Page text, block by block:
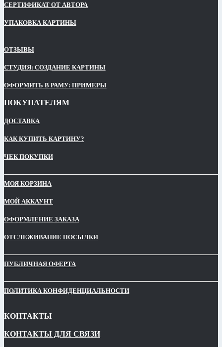
СЕРТИФИКАТ ОТ АВТОРА
УПАКОВКА КАРТИНЫ
ОТЗЫВЫ
СТУДИЯ: СОЗДАНИЕ КАРТИНЫ
ОФОРМИТЬ В РАМУ: ПРИМЕРЫ
ПОКУПАТЕЛЯМ
ДОСТАВКА
КАК КУПИТЬ КАРТИНУ?
ЧЕК ПОКУПКИ
МОЯ КОРЗИНА
МОЙ АККАУНТ
ОФОРМЛЕНИЕ ЗАКАЗА
ОТСЛЕЖИВАНИЕ ПОСЫЛКИ
ПУБЛИЧНАЯ ОФЕРТА
ПОЛИТИКА КОНФИДЕНЦИАЛЬНОСТИ
КОНТАКТЫ
КОНТАКТЫ ДЛЯ СВЯЗИ